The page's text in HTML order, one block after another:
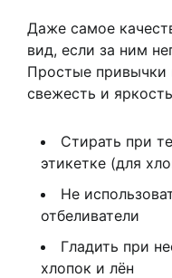
Даже самое
вид, если за ним
Простые привычки
свежесть и
Стирать при
этикетке (для
Не
отбеливатели
Гладить при
хлопок и лён